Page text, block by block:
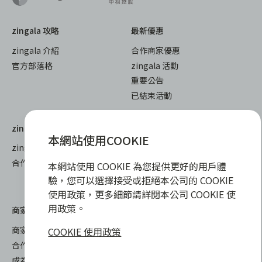
zingala 攻略
zingala 介紹
官方部落格
最新優惠
合作商家優惠
zingala 活動
重要公告
已結束活動
zingala 購物
zingala 購物
合作品牌商家
全部教學
常見問與答
聯絡客服
商家專區
商家合作優勢
合作方案及加值服務
本網站使用COOKIE
本網站使用 COOKIE 為您提供更好的用戶體
驗，您可以選擇接受或拒絕本公司的 COOKIE
使用政策，更多細節請詳閱本公司 COOKIE 使
用政策。
COOKIE 使用政策